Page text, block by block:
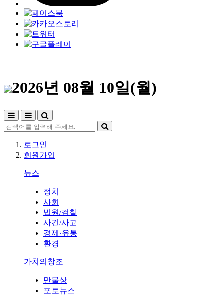
2026년 08월 10일(월)
로그인
회원가입
뉴스
정치
사회
법원/검찰
사건/사고
경제·유통
환경
가치의창조
만물상
포토뉴스